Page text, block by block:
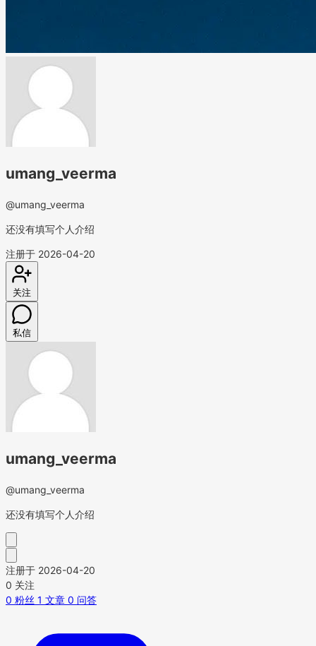
umang_veerma
@umang_veerma
还没有填写个人介绍
注册于 2026-04-20
关注
私信
umang_veerma
@umang_veerma
还没有填写个人介绍
注册于 2026-04-20
0 关注
0 粉丝 1 文章 0 问答